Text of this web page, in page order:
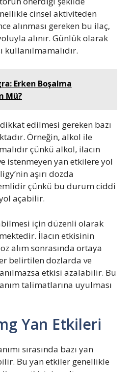
cinsel aktiviteden
alınması gereken bu ilaç,
alınır. Günlük olarak
kullanılmamalıdır.
Erken Boşalma
Mü?
edilmesi gereken bazı
Örneğin, alkol ile
çünkü alkol, ilacın
istenmeyen yan etkilere yol
aşırı dozda
çünkü bu durum ciddi
açabilir.
için düzenli olarak
İlacın etkisinin
alım sonrasında ortaya
belirtilen dozlarda ve
etkisi azalabilir. Bu
talimatlarına uyulması
Yan Etkileri
sırasında bazı yan
Bu yan etkiler genellikle